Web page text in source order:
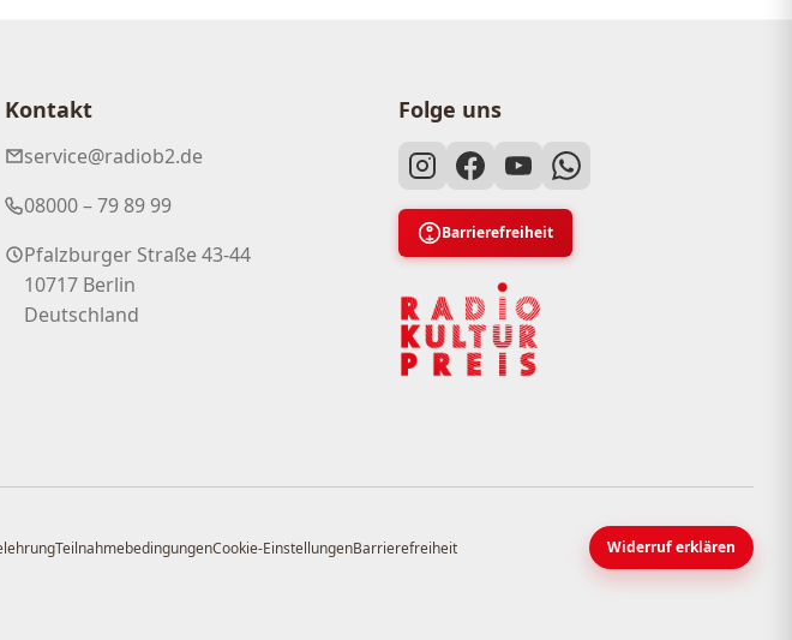
Kontakt
service@radiob2.de
08000 – 79 89 99
Pfalzburger Straße 43-44
10717 Berlin
Deutschland
Folge uns
Barrierefreiheit
TeilnahmebedingungenCookie-EinstellungenBarrierefreiheit Widerruf erklären